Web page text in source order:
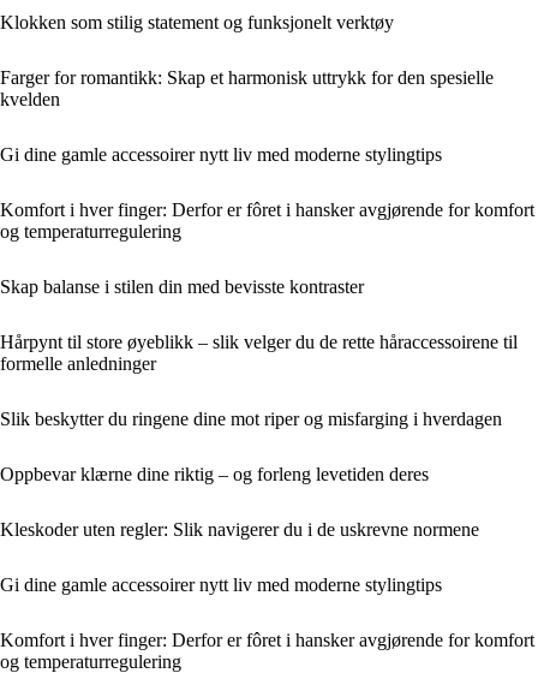
Klokken som stilig statement og funksjonelt verktøy
Farger for romantikk: Skap et harmonisk uttrykk for den spesielle
kvelden
Gi dine gamle accessoirer nytt liv med moderne stylingtips
Komfort i hver finger: Derfor er fôret i hansker avgjørende for komfort
og temperaturregulering
Skap balanse i stilen din med bevisste kontraster
Hårpynt til store øyeblikk – slik velger du de rette håraccessoirene til
formelle anledninger
Slik beskytter du ringene dine mot riper og misfarging i hverdagen
Oppbevar klærne dine riktig – og forleng levetiden deres
Kleskoder uten regler: Slik navigerer du i de uskrevne normene
Gi dine gamle accessoirer nytt liv med moderne stylingtips
Komfort i hver finger: Derfor er fôret i hansker avgjørende for komfort
og temperaturregulering